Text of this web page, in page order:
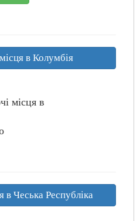
в Колумбія
місця в
в Чеська Республіка